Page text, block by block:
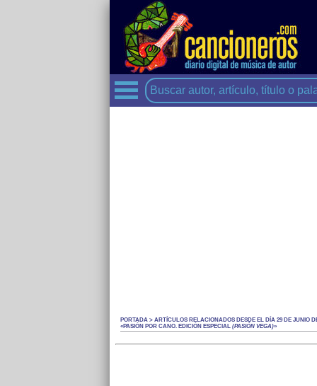
PORTADA > ARTÍCULOS RELACIONADOS DESDE EL DÍA 29 DE JUNIO
«PASIÓN POR CANO. EDICIÓN ESPECIAL(PASIÓN VEGA)»